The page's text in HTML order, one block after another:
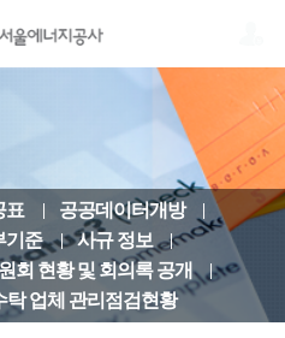
표
공공데이터개방
기준
사규 정보
회 현황 및 회의록 공개
탁 업체 관리점검현황